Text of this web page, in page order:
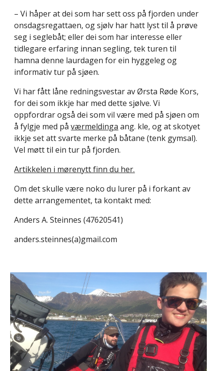
– Vi håper at dei som har sett oss på fjorden under
onsdagsregattaen, og sjølv har hatt lyst til å prøve
seg i seglebåt; eller dei som har interesse eller
tidlegare erfaring innan segling, tek turen til
hamna denne laurdagen for ein hyggeleg og
informativ tur på sjøen.
Vi har fått låne redningsvestar av Ørsta Røde Kors,
for dei som ikkje har med dette sjølve. Vi
oppfordrar også dei som vil være med på sjøen om
å fylgje med påværmeldinga ang. kle, og at skotyet
ikkje set att svarte merke på båtane (tenk gymsal).
Vel møtt til ein tur på fjorden.
Artikkelen i mørenytt finn du her.
Om det skulle være noko du lurer på i forkant av
dette arrangementet, ta kontakt med:
Anders A. Steinnes (47620541)
anders.steinnes(a)gmail.com